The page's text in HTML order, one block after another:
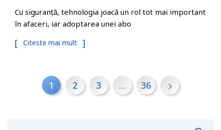
Cu siguranță, tehnologia joacă un rol tot mai important
în afaceri, iar adoptarea unei abo
Citeste mai mult
1 2 3 … 36